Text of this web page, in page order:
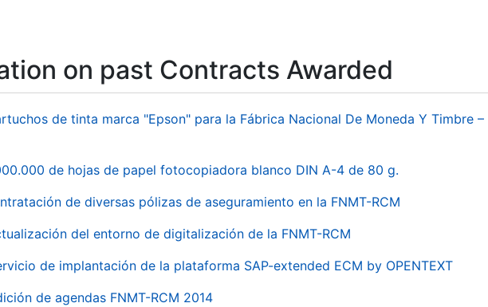
on past Contracts Awarded
de tinta marca "Epson" para la Fábrica Nacional De Moneda Y Timbre
de hojas de papel fotocopiadora blanco DIN A-4 de 80 g.
de diversas pólizas de aseguramiento en la FNMT-RCM
del entorno de digitalización de la FNMT-RCM
de implantación de la plataforma SAP-extended ECM by OPENTEXT
de agendas FNMT-RCM 2014